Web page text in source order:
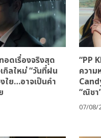
อดเรื่องจริงสุด
กิลใหม่ “วันที่ฝน
ใย…อาจเป็นคำ
“PP
ความ
“ณิชา
07/08/